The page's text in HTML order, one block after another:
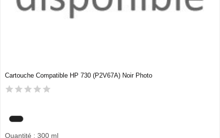
Cartouche Compatible HP 730 (P2V67A) Noir Photo
Quantité : 300 ml